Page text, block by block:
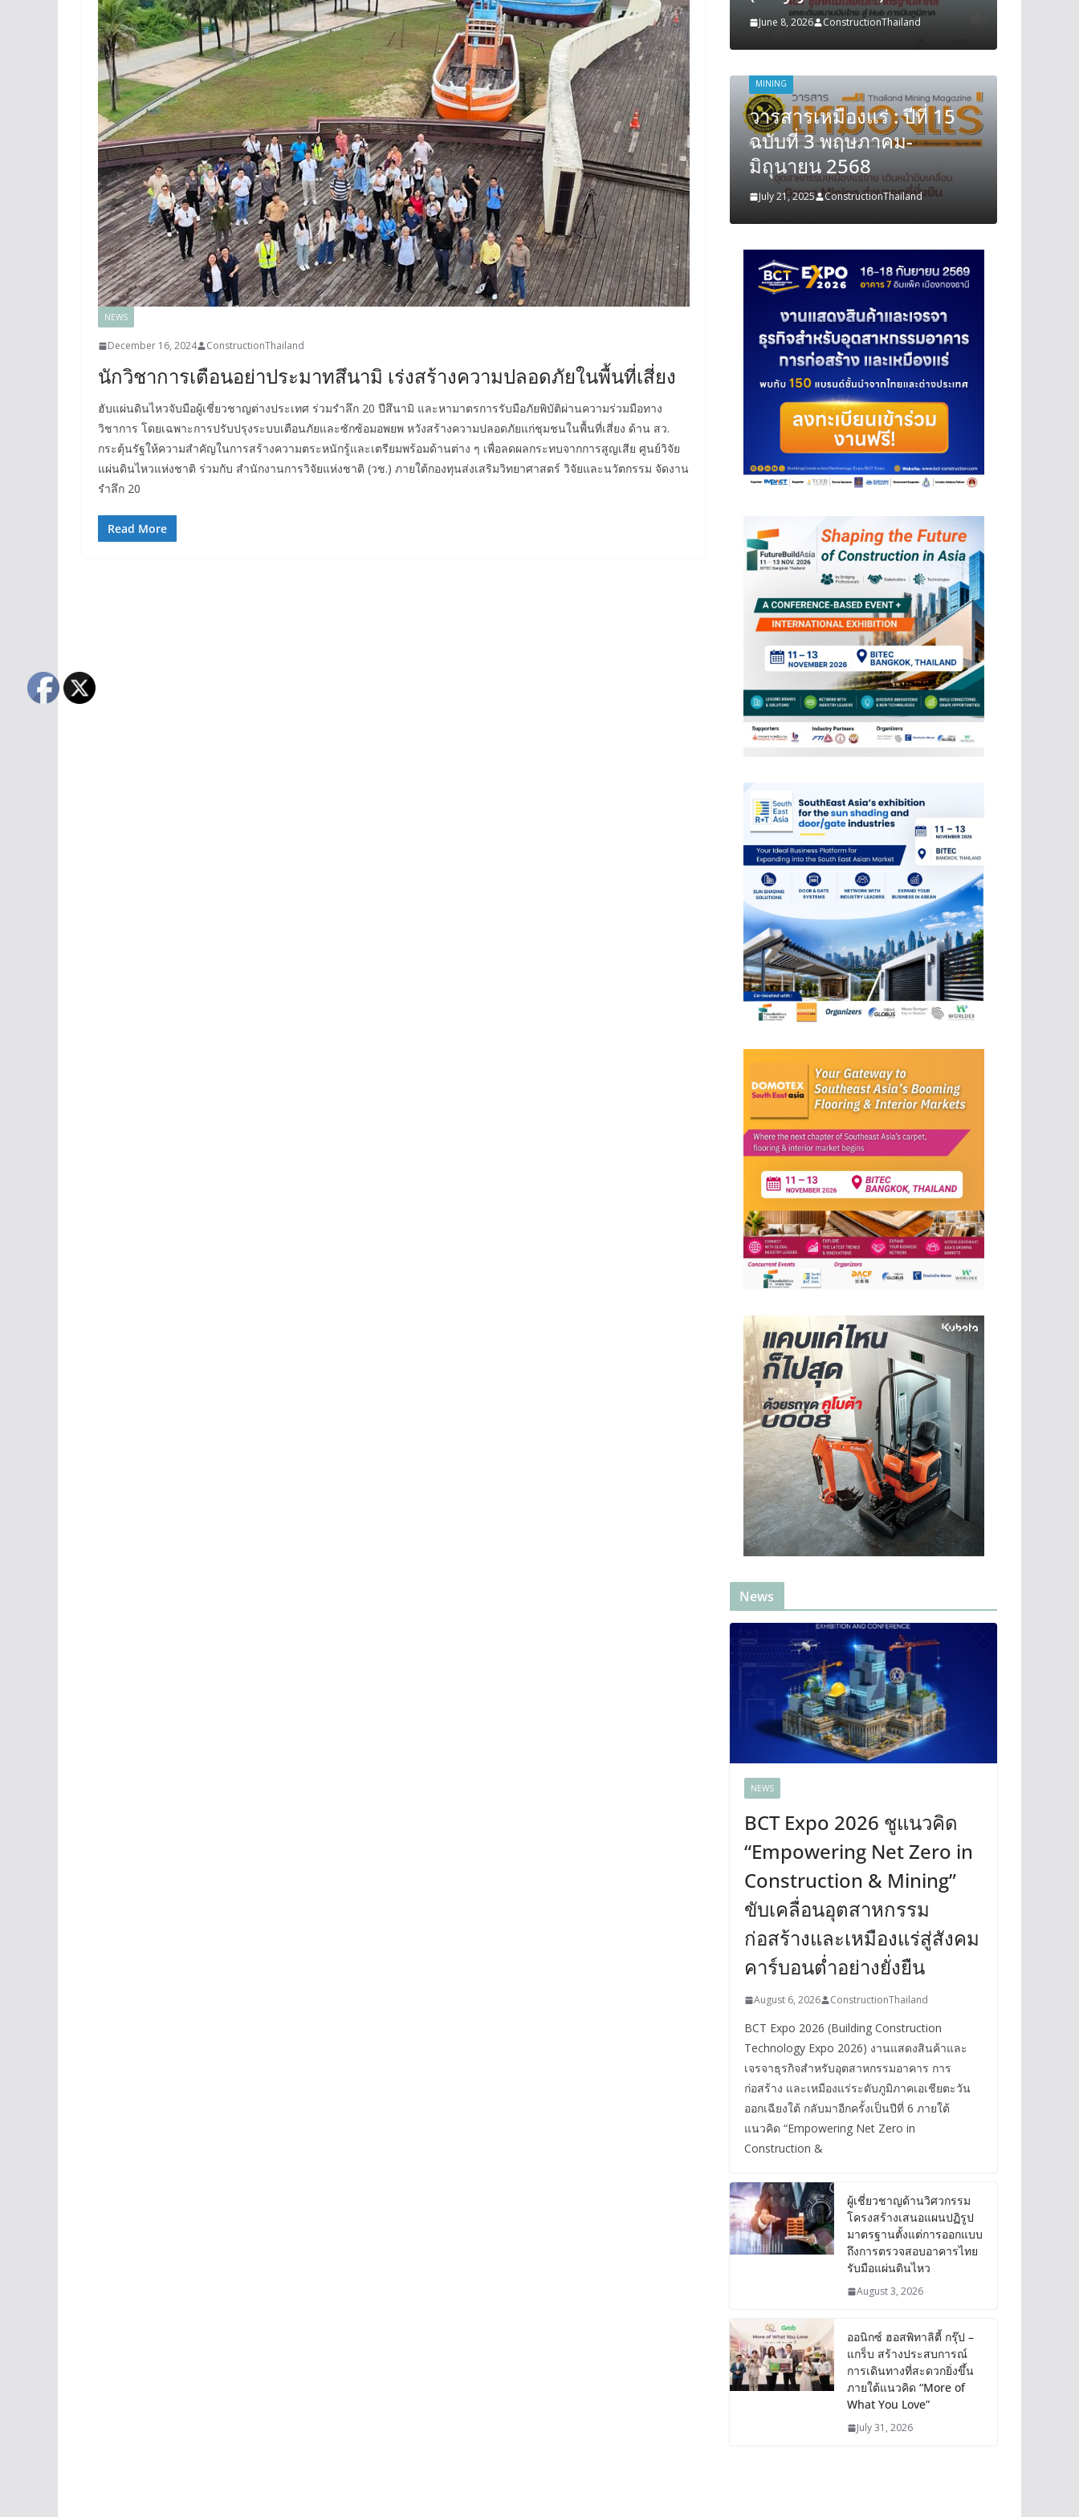
NEWS
December 16, 2024 ConstructionThailand
นักวิชาการเตือนอย่าประมาทสึนามิ เร่งสร้างความปลอดภัยในพื้นที่เสี่ยง
ฮับแผ่นดินไหวจับมือผู้เชี่ยวชาญต่างประเทศ ร่วมรำลึก 20 ปีสึนามิ และหามาตรการรับมือภัยพิบัติผ่านความร่วมมือทาง
วิชาการ โดยเฉพาะการปรับปรุงระบบเตือนภัยและซักซ้อมอพยพ หวังสร้างความปลอดภัยแก่ชุมชนในพื้นที่เสี่ยง ด้าน สว.
กระตุ้นรัฐให้ความสำคัญในการสร้างความตระหนักรู้และเตรียมพร้อมด้านต่าง ๆ เพื่อลดผลกระทบจากการสูญเสีย ศูนย์วิจัย
แผ่นดินไหวแห่งชาติ ร่วมกับ สำนักงานการวิจัยแห่งชาติ (วช.) ภายใต้กองทุนส่งเสริมวิทยาศาสตร์ วิจัยและนวัตกรรม จัดงาน
รำลึก 20
Read More
June 8, 2026 ConstructionThailand June 8, 2026 ConstructionThailand
MINING
วารสารเหมืองแร่ : ปีที่ 15
ฉบับที่ 3 พฤษภาคม-
มิถุนายน 2568
July 21, 2025 ConstructionThailand
MINING
วารสารเหมืองแร่ : ปีที่ 15
ฉบับที่ 3 พฤษภาคม-
มิถุนายน 2568
July 21, 2025 ConstructionThailand
News
NEWS
BCT Expo 2026 ชูแนวคิด
“Empowering Net Zero in
Construction & Mining”
ขับเคลื่อนอุตสาหกรรม
ก่อสร้างและเหมืองแร่สู่สังคม
คาร์บอนต่ำอย่างยั่งยืน
August 6, 2026 ConstructionThailand
BCT Expo 2026 (Building Construction
Technology Expo 2026) งานแสดงสินค้าและ
เจรจาธุรกิจสำหรับอุตสาหกรรมอาคาร การ
ก่อสร้าง และเหมืองแร่ระดับภูมิภาคเอเชียตะวัน
ออกเฉียงใต้ กลับมาอีกครั้งเป็นปีที่ 6 ภายใต้
แนวคิด “Empowering Net Zero in
Construction &
ผู้เชี่ยวชาญด้านวิศวกรรม
โครงสร้างเสนอแผนปฏิรูป
มาตรฐานตั้งแต่การออกแบบ
ถึงการตรวจสอบอาคารไทย
รับมือแผ่นดินไหว
August 3, 2026
ออนิกซ์ ฮอสพิทาลิตี้ กรุ๊ป –
แกร็บ สร้างประสบการณ์
การเดินทางที่สะดวกยิ่งขึ้น
ภายใต้แนวคิด “More of
What You Love”
July 31, 2026